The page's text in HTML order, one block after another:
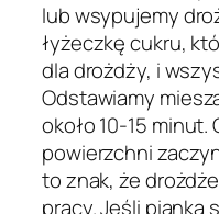
lub wsypujemy
łyżeczkę cukru,
dla drożdży, i
Odstawiamy
około 10-15
powierzchni
to znak, że
pracy. Jeśli pianka